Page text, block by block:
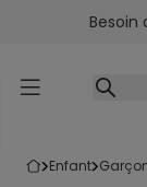
Accéder auBesoin
enfant